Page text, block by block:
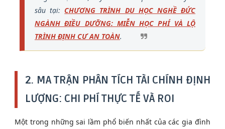
sâu tại: CHƯƠNG TRÌNH DU HỌC NGHỀ ĐỨC
NGÀNH ĐIỀU DƯỠNG: MIỄN HỌC PHÍ VÀ LỘ
TRÌNH ĐỊNH CƯ AN TOÀN.
2. MA TRẬN PHÂN TÍCH TÀI CHÍNH ĐỊNH
LƯỢNG: CHI PHÍ THỰC TẾ VÀ ROI
Một trong những sai lầm phổ biến nhất của các gia đình